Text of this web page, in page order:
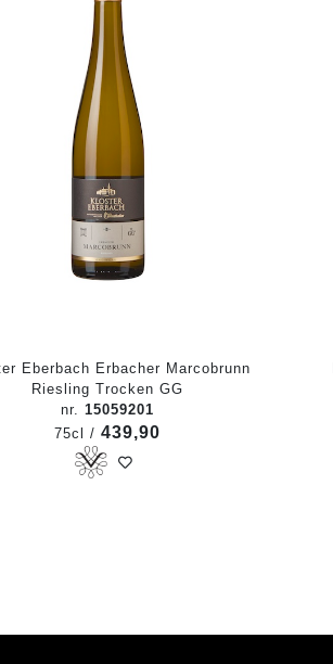
Eberbach Erbacher Marcobrunn
Riesling Trocken GG
nr.15059201
75cl / 439,90